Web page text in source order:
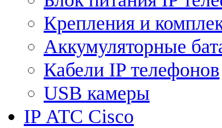
Крепления и
Аккумуляторные
Кабели IP телефонов
USB камеры
IP АТС Cisco